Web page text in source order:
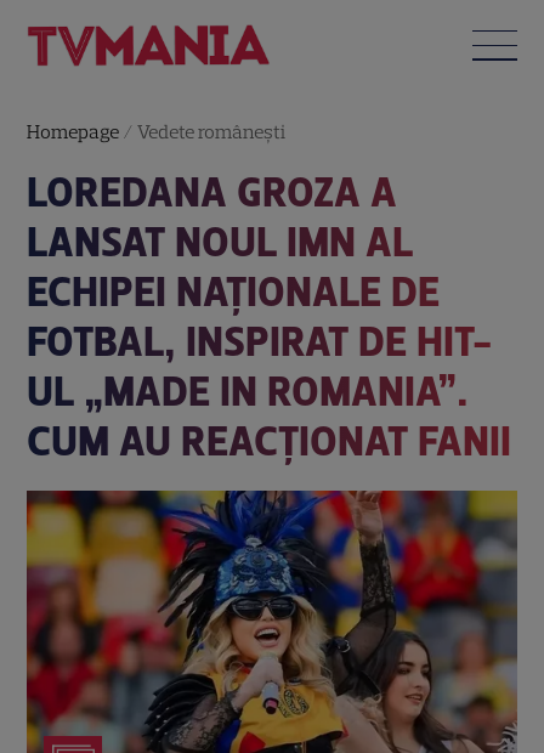
Homepage /Vedete româneşti
LOREDANA GROZA A
LANSAT NOUL IMN AL
ECHIPEI NAȚIONALE DE
FOTBAL, INSPIRAT DE HIT-
UL „MADE IN ROMANIA”.
CUM AU REACȚIONAT FANII